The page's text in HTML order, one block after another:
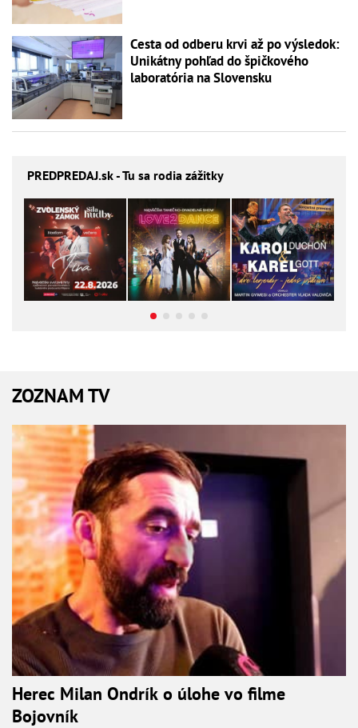
Cesta od odberu krvi až po výsledok:
Unikátny pohľad do špičkového
laboratória na Slovensku
PREDPREDAJ.sk - Tu sa rodia zážitky
ZOZNAM TV
Herec Milan Ondrík o úlohe vo filme
Bojovník